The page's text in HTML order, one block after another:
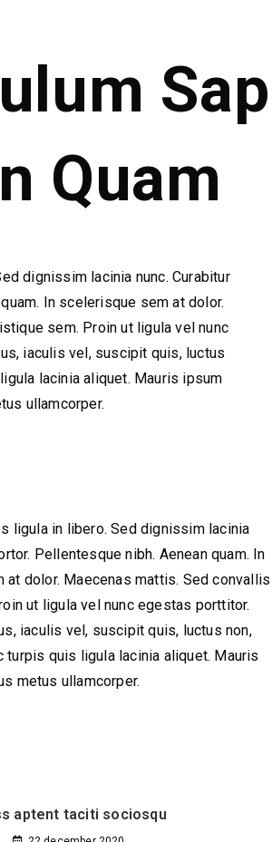
Quam
dignissim lacinia nunc. Curabitur
In scelerisque sem at dolor.
sem. Proin ut ligula vel nunc
iaculis vel, suscipit quis, luctus
lacinia aliquet. Mauris ipsum
ullamcorper.
ligula in libero. Sed dignissim lacinia
Pellentesque nibh. Aenean quam. In
at dolor. Maecenas mattis. Sed convallis
ut ligula vel nunc egestas porttitor.
iaculis vel, suscipit quis, luctus non,
turpis quis ligula lacinia aliquet. Mauris
metus ullamcorper.
aptent taciti sociosqu